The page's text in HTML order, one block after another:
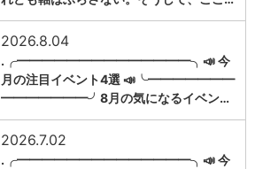
2026.8.04
.╭━━━━━━━━━━━━━━╮📣 今
月の注目イベント4選 📣╰━━━━━━━
━━━━━━━╯8月の気になるイベン…
2026.7.02
.╭━━━━━━━━━━━━━━╮📣 今